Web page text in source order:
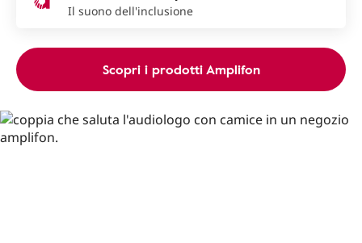
Il suono dell'inclusione
Scopri i prodotti Amplifon